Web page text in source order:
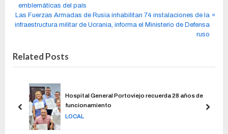
emblemáticas del país
Las Fuerzas Armadas de Rusia inhabilitan 74 instalaciones de la
infraestructura militar de Ucrania, informa el Ministerio de Defensa
ruso
Related Posts
Hospital General Portoviejo recuerda 28 años de
funcionamiento
LOCAL